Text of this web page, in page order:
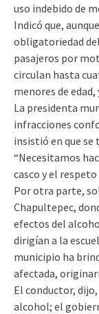
uso indebido de
Indicó que,
obligatoriedad
pasajeros por
circulan hasta
menores de
La presidenta
infracciones
insistió en que se
“Necesitamos
casco y el
Por otra parte,
Chapultepec,
efectos del
dirigían a la
municipio ha
afectada,
El conductor,
alcohol; el